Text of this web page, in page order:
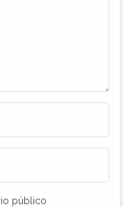
público